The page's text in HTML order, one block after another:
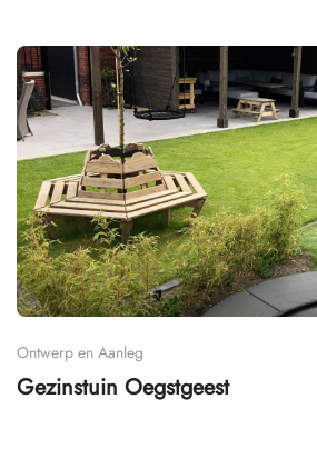
Ontwerp en Aanleg
Gezinstuin Oegstgeest